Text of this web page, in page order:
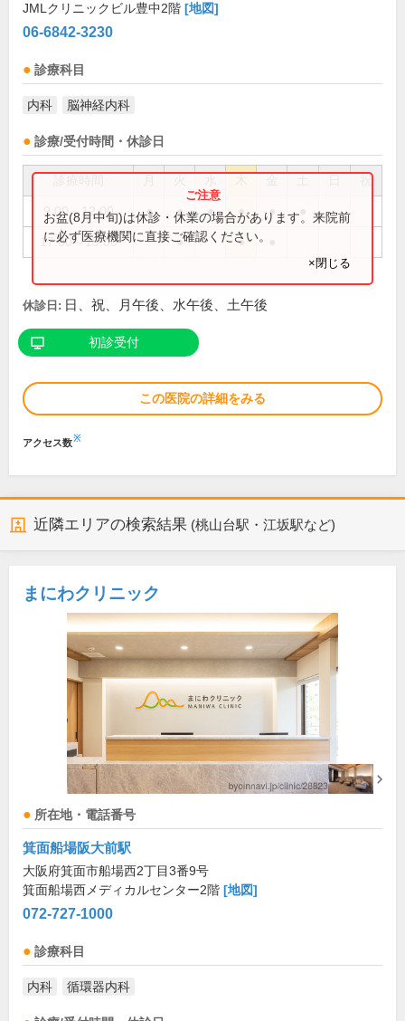
JMLクリニックビル豊中2階 [地図]
06-6842-3230
診療科目
内科 脳神経内科
診療/受付時間・休診日
祝
9:00～12:00 ● ● ● ● ●
17:00～19:00 ● ●
お盆(8月中旬)は休診・休業の場合があります。来院前
に必ず医療機関に直接ご確認ください。
×閉じる
休診日: 日、祝、月午後、水午後、土午後
初診受付
この医院の詳細をみる
アクセス数※
近隣エリアの検索結果 (桃山台駅・江坂駅など)
まにわクリニック
所在地・電話番号
箕面船場阪大前駅
大阪府箕面市船場西2丁目3番9号
箕面船場西メディカルセンター2階 [地図]
072-727-1000
診療科目
内科 循環器内科